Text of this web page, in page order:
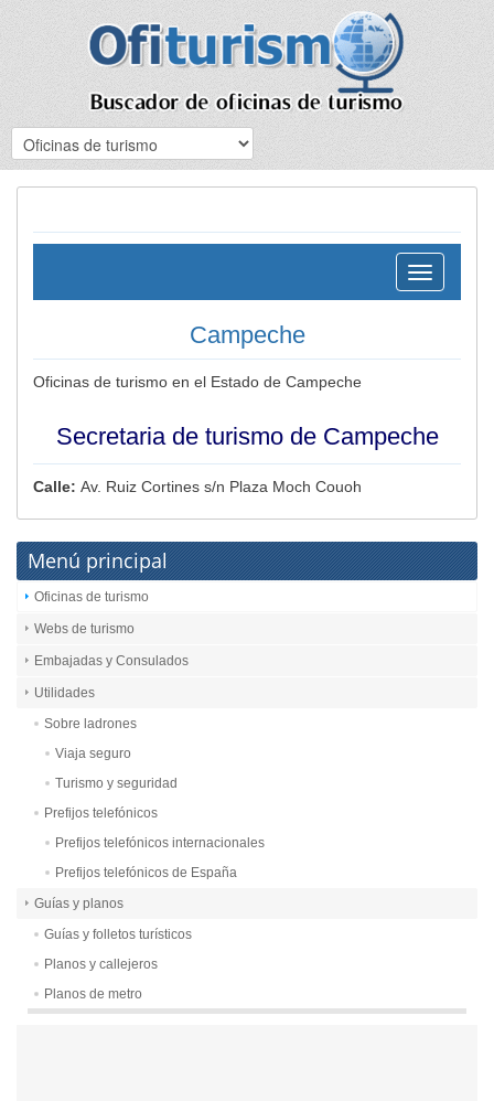
Toggle
navigation
Campeche
Oficinas de turismo en el Estado de Campeche
Secretaria de turismo de Campeche
Calle: Av. Ruiz Cortines s/n Plaza Moch Couoh
Menú principal
Oficinas de turismo
Webs de turismo
Embajadas y Consulados
Utilidades
Sobre ladrones
Viaja seguro
Turismo y seguridad
Prefijos telefónicos
Prefijos telefónicos internacionales
Prefijos telefónicos de España
Guías y planos
Guías y folletos turísticos
Planos y callejeros
Planos de metro